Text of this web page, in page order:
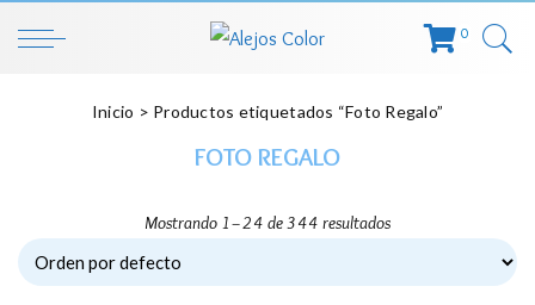
0
Inicio > Productos etiquetados “Foto Regalo”
FOTO REGALO
Mostrando 1–24 de 344 resultados